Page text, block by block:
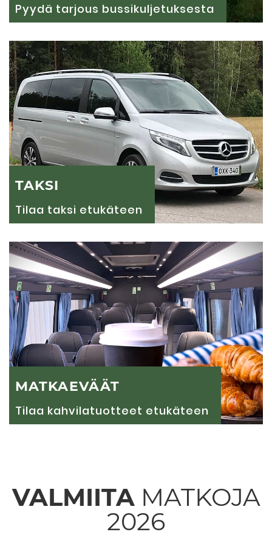
Pyydä tarjous bussikuljetuksesta
TAKSI
Tilaa taksi etukäteen
MATKAEVÄÄT
Tilaa kahvilatuotteet etukäteen
VALMIITAMATKOJA
2026